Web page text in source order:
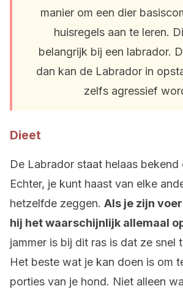
manier om een dier
huisregels aan te leren.
belangrijk bij een labrador.
dan kan de Labrador in
zelfs agressief
Dieet
De Labrador staat helaas bekend
Echter, je kunt haast van elke
hetzelfde zeggen. Als je zijn
hij het waarschijnlijk allemaal
jammer is bij dit ras is dat ze snel
Het beste wat je kan doen is om
porties van je hond. Niet alleen